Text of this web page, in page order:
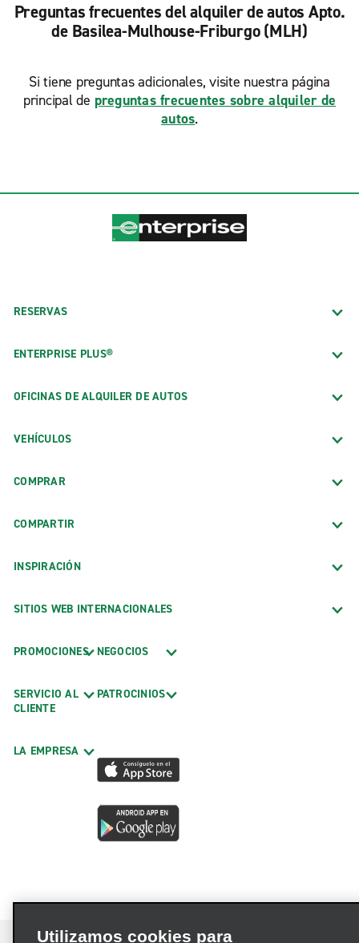
Preguntas frecuentes del alquiler de autos Apto.
de Basilea-Mulhouse-Friburgo (MLH)
Si tiene preguntas adicionales, visite nuestra página
principal de preguntas frecuentes sobre alquiler de
autos.
RESERVAS
ENTERPRISE PLUS®
OFICINAS DE ALQUILER DE AUTOS
VEHÍCULOS
COMPRAR
COMPARTIR
INSPIRACIÓN
SITIOS WEB INTERNACIONALES
PROMOCIONES
SERVICIO AL
CLIENTE
LA EMPRESA
NEGOCIOS
PATROCINIOS
Utilizamos cookies para